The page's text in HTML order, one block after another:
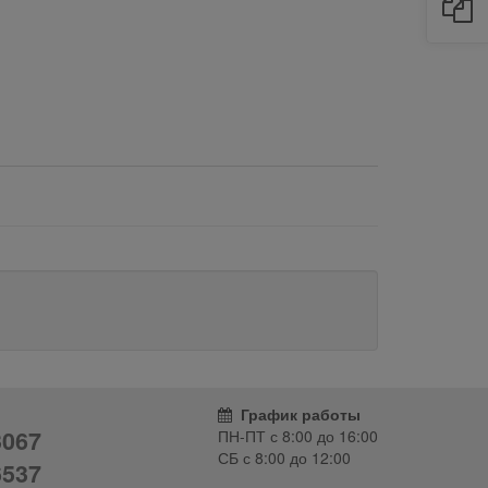
График работы
ПН-ПТ с8:00 до 16:00
СБ с8:00 до 12:00